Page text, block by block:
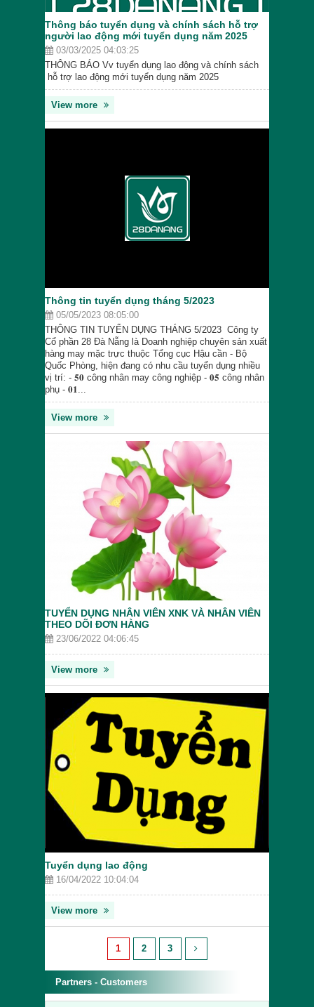
Thông báo tuyển dụng và chính sách hỗ trợ
người lao động mới tuyển dụng năm 2025
03/03/2025 04:03:25
THÔNG BÁO Vv tuyển dụng lao động và chính sách
hỗ trợ lao động mới tuyển dụng năm 2025
View more
Thông tin tuyển dụng tháng 5/2023
05/05/2023 08:05:00
THÔNG TIN TUYỂN DỤNG THÁNG 5/2023 Công ty
Cổ phần 28 Đà Nẵng là Doanh nghiệp chuyên sản xuất
hàng may mặc trực thuộc Tổng cục Hậu cần - Bộ
Quốc Phòng, hiện đang có nhu cầu tuyển dụng nhiều
vị trí: - 𝟓𝟎 công nhân may công nghiệp - 𝟎𝟓 công nhân
phụ - 𝟎𝟏...
View more
TUYỂN DỤNG NHÂN VIÊN XNK VÀ NHÂN VIÊN
THEO DÕI ĐƠN HÀNG
23/06/2022 04:06:45
View more
Tuyển dụng lao động
16/04/2022 10:04:04
View more
1 2 3
Partners - Customers